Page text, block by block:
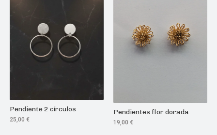
Pendiente 2 círculos
25,00 €
Pendientes flor dorada
19,00 €